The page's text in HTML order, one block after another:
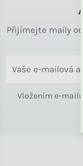
Přijímejte maily
Vložením e-